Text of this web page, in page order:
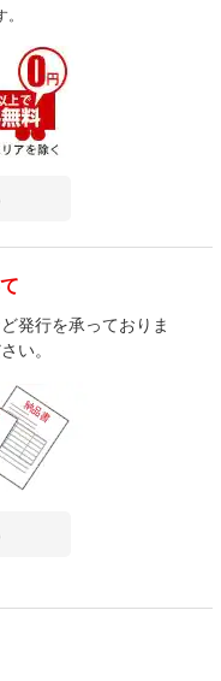
発行を承っておりま
い。